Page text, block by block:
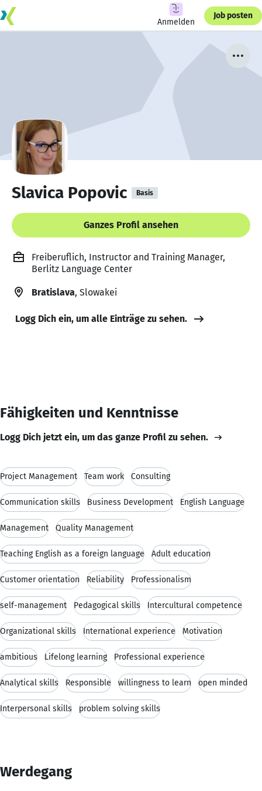
Anmelden
Job posten
Slavica Popovic Basis
Ganzes Profil ansehen
Freiberuflich, Instructor and Training Manager,
Berlitz Language Center
Bratislava, Slowakei
Logg Dich ein, um alle Einträge zu sehen.
Fähigkeiten und Kenntnisse
Logg Dich jetzt ein, um das ganze Profil zu sehen.
Project Management Team work Consulting
Communication skills Business Development English Language
Management Quality Management
Teaching English as a foreign language Adult education
Customer orientation Reliability Professionalism
self-management Pedagogical skills Intercultural competence
Organizational skills International experience Motivation
ambitious Lifelong learning Professional experience
Analytical skills Responsible willingness to learn open minded
Interpersonal skills problem solving skills
Werdegang